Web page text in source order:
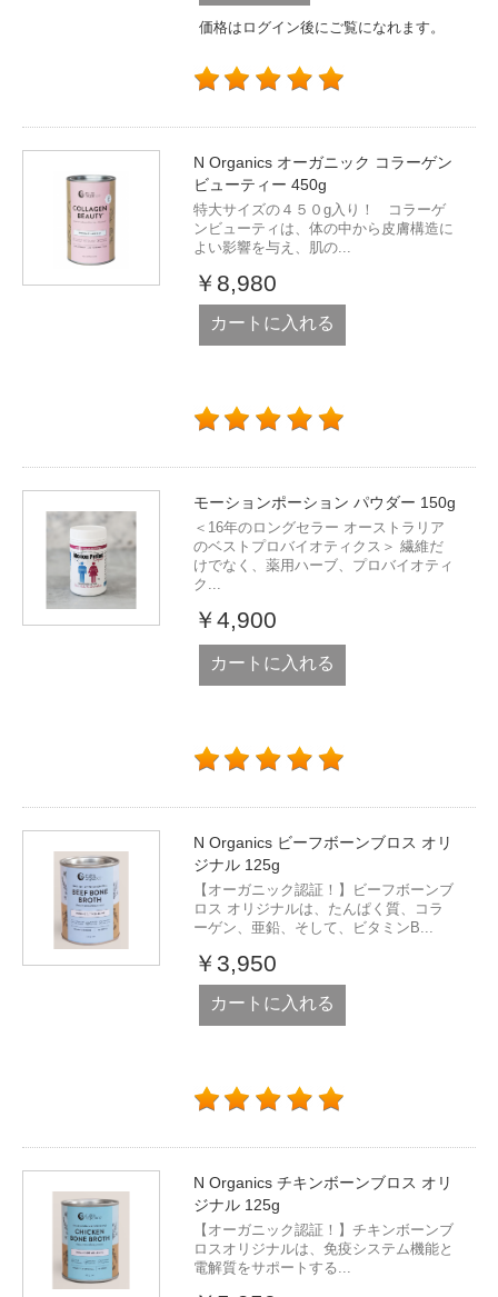
価格はログイン後にご覧になれます。
N Organics オーガニック コラーゲン
ビューティー 450g
特大サイズの４５０g入り！ コラーゲ
ンビューティは、体の中から皮膚構造に
よい影響を与え、肌の...
￥8,980
カートに入れる
モーションポーション パウダー 150g
＜16年のロングセラー オーストラリア
のベストプロバイオティクス＞ 繊維だ
けでなく、薬用ハーブ、プロバイオティ
ク...
￥4,900
カートに入れる
N Organics ビーフボーンブロス オリ
ジナル 125g
【オーガニック認証！】ビーフボーンブ
ロス オリジナルは、たんぱく質、コラ
ーゲン、亜鉛、そして、ビタミンB...
￥3,950
カートに入れる
N Organics チキンボーンブロス オリ
ジナル 125g
【オーガニック認証！】チキンボーンブ
ロスオリジナルは、免疫システム機能と
電解質をサポートする...